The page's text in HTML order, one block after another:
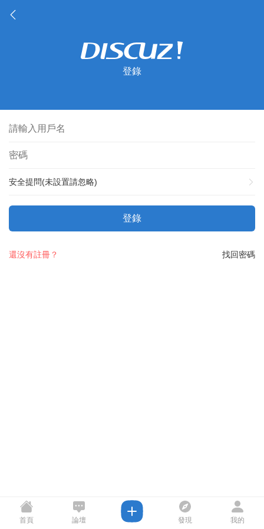
登錄
安全提問(未設置請忽略)
登錄
找回密碼
還沒有註冊？
首頁 論壇 發現 我的